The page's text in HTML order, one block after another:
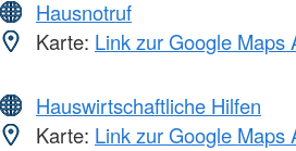
Hausnotruf
Karte: Link zur Google Maps
Hauswirtschaftliche Hilfen
Karte: Link zur Google Maps